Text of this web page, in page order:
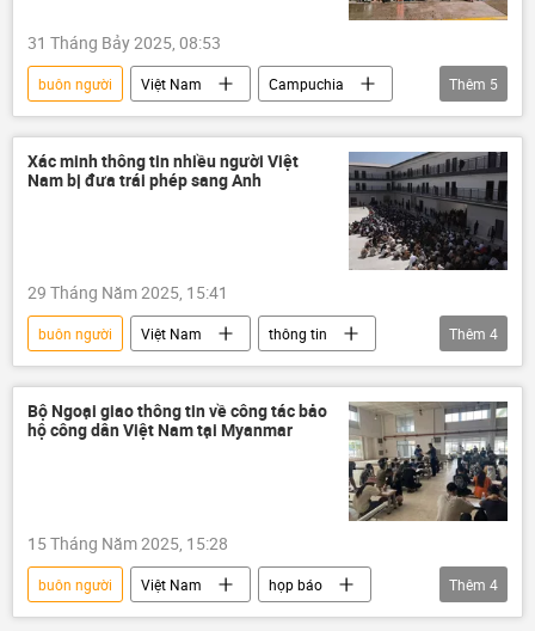
31 Tháng Bảy 2025, 08:53
buôn người Việt Nam
Campuchia
lừa đảo
Pháp luật
thông tin
mạng xã hội
Thế giới
Thêm 5
Xác minh thông tin nhiều người Việt
Nam bị đưa trái phép sang Anh
29 Tháng Năm 2025, 15:41
buôn người Việt Nam
thông tin
công dân
Anh
Bộ Ngoại giao Việt Nam
họp báo
Thêm 4
Bộ Ngoại giao thông tin về công tác bảo
hộ công dân Việt Nam tại Myanmar
15 Tháng Năm 2025, 15:28
buôn người Việt Nam
họp báo
Bộ Ngoại giao Việt Nam
thông tin
Thêm 4